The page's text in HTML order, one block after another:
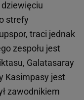
strefy
traci jednak
zespołu jest
Galatasaray
Kasimpasy jest
zawodnikiem